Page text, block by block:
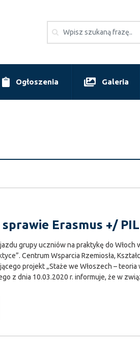
Ogłoszenia Galeria
Erasmus +/
grupy uczniów na praktykę do Włoch
Centrum Wsparcia Rzemiosła,
projekt „Staże we Włoszech – teoria
z dnia 10.03.2020 r. informuje, że w